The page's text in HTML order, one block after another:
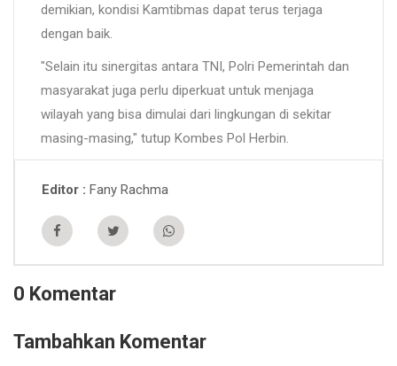
demikian, kondisi Kamtibmas dapat terus terjaga
dengan baik.
"Selain itu sinergitas antara TNI, Polri Pemerintah dan
masyarakat juga perlu diperkuat untuk menjaga
wilayah yang bisa dimulai dari lingkungan di sekitar
masing-masing," tutup Kombes Pol Herbin.
Editor Fany Rachma
0 Komentar
Tambahkan Komentar